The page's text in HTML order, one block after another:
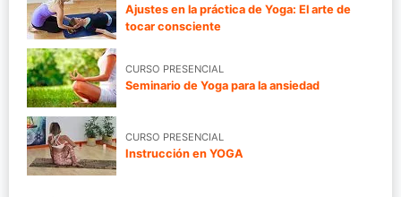
Ajustes en la práctica de Yoga: El arte de
tocar consciente
CURSO PRESENCIAL
Seminario de Yoga para la ansiedad
CURSO PRESENCIAL
Instrucción en YOGA